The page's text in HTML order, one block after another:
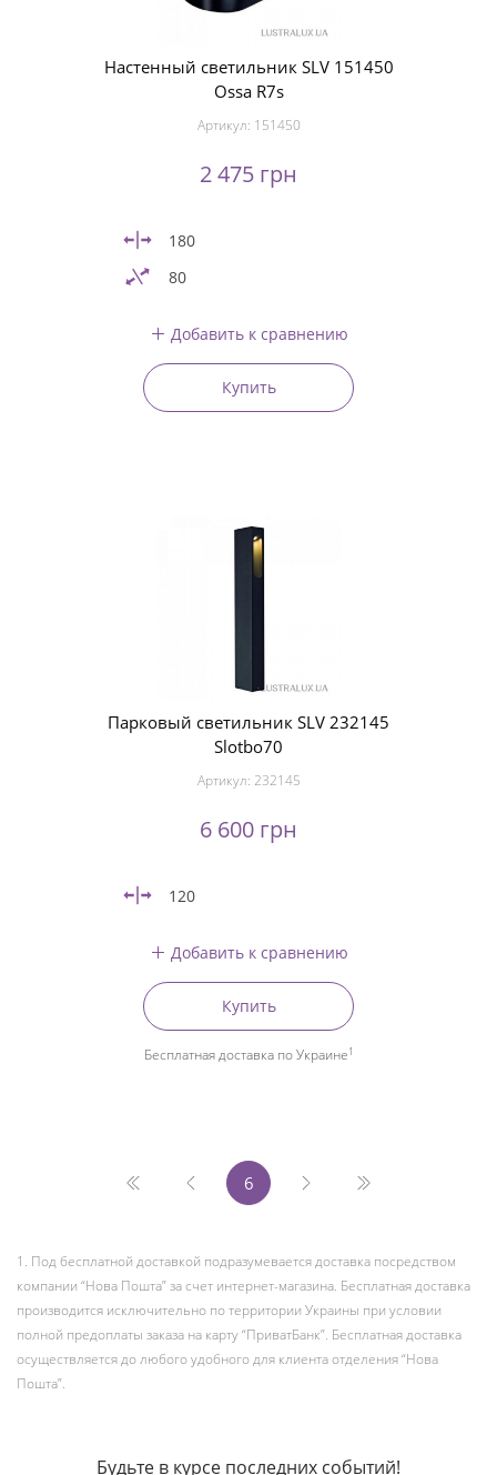
Настенный светильник SLV 151450
Ossa R7s
Артикул: 151450
2 475 грн
180
80
Добавить к сравнению
Купить
Парковый светильник SLV 232145
Slotbo70
Артикул: 232145
6 600 грн
120
Добавить к сравнению
Купить
Бесплатная доставка по Украине1
6
1. Под бесплатной доставкой подразумевается доставка посредством
компании “Нова Пошта” за счет интернет-магазина. Бесплатная доставка
производится исключительно по территории Украины при условии
полной предоплаты заказа на карту “ПриватБанк”. Бесплатная доставка
осуществляется до любого удобного для клиента отделения “Нова
Пошта”.
Будьте в курсе последних событий!